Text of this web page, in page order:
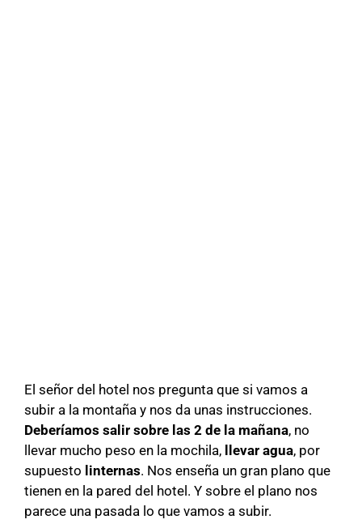
El señor del hotel nos pregunta que si vamos a
subir a la montaña y nos da unas instrucciones.
Deberíamos salir sobre las 2 de la mañana, no
llevar mucho peso en la mochila,
llevar agua, por
supuesto linternas. Nos enseña un gran plano que
tienen en la pared del hotel. Y sobre el plano nos
parece una pasada lo que vamos a subir.